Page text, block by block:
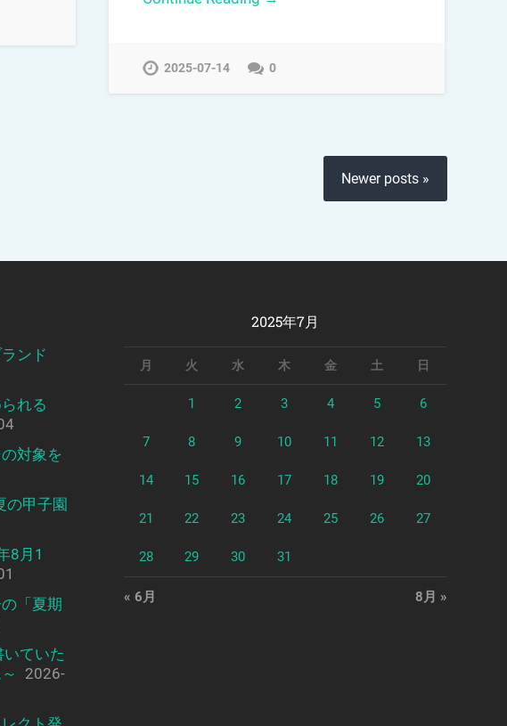
2025-07-14 0
Newer posts »
ンド
れる
対象を
の甲子園
8月1
「夏期
ていた
2026-
2025年7月
月 火 水 木 金 土 日
1 2 3 4 5 6
7 8 9 10 11 12 13
14 15 16 17 18 19 20
21 22 23 24 25 26 27
28 29 30 31
« 6月 8月 »